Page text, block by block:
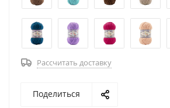
Рассчитать доставку
Поделиться